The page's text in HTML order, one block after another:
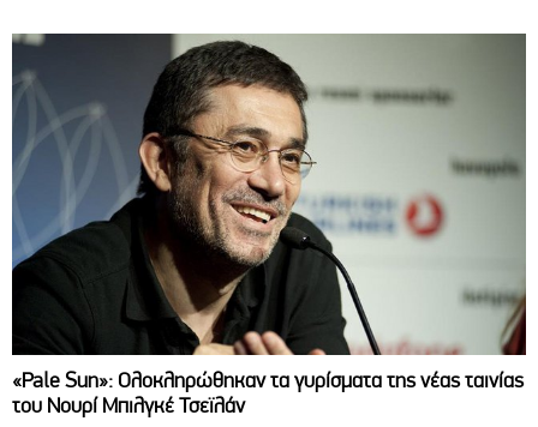
«Pale Sun»: Ολοκληρώθηκαν τα γυρίσματα της νέας ταινίας
του Νουρί Μπιλγκέ Τσεϊλάν